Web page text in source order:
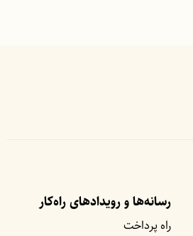
رسانه‌ها و رویداد‌های راه‌کار
راه پرداخت